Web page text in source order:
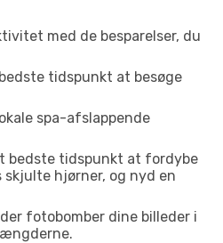
med de besparelser, du
tidspunkt at besøge
spa-afslappende
bedste tidspunkt at fordybe
hjørner, og nyd en
fotobomber dine billeder i